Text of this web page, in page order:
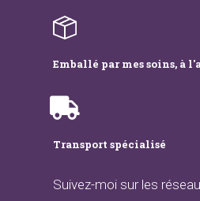
Emballé par mes soins, à
Transport spécialisé
Suivez-moi sur les